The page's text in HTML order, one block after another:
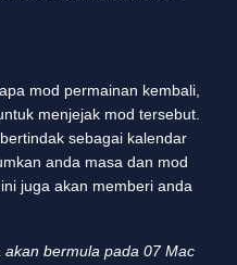
mod permainan kembali,
menjejak mod tersebut.
sebagai kalendar
anda masa dan mod
juga akan memberi anda
bermula pada 07 Mac